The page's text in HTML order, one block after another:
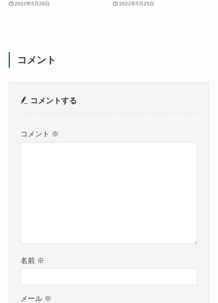
2022年5月26日 2022年5月25日
コメント
コメントする
コメント ※
名前 ※
メール ※